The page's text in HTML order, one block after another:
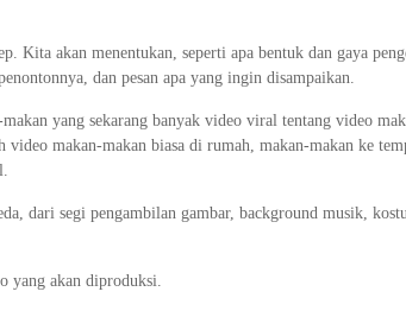
Kita akan menentukan, seperti apa bentuk dan gaya
dan pesan apa yang ingin disampaikan.
yang sekarang banyak video viral tentang video
makan-makan biasa di rumah, makan-makan ke
dari segi pengambilan gambar, background musik,
yang akan diproduksi.